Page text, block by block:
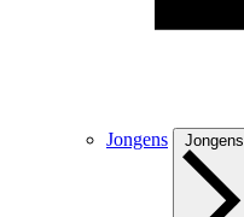
Jongens Jongens